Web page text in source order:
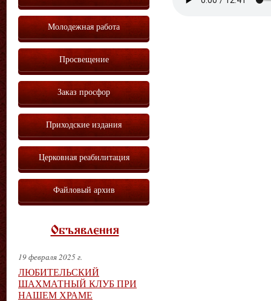
Молодежная работа
Просвещение
Заказ просфор
Приходские издания
Церковная реабилитация
Файловый архив
Объявления
19 февраля 2025 г.
ЛЮБИТЕЛЬСКИЙ
ШАХМАТНЫЙ КЛУБ ПРИ
НАШЕМ ХРАМЕ